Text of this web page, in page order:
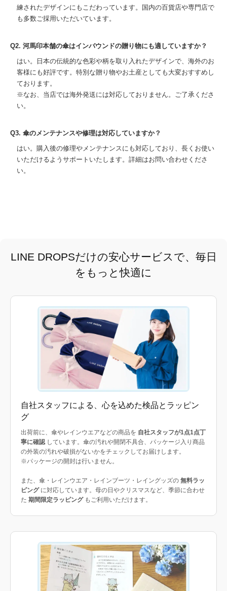
練されたデザインにもこだわっています。国内の百貨店や専門店で
も多数ご採用いただいています。
Q2. 河馬印本舗の傘はインバウンドの贈り物にも適していますか？
はい。日本の伝統的な色彩や柄を取り入れたデザインで、海外のお
客様にも好評です。特別な贈り物やお土産としても大変おすすめし
ております。
※なお、当店では海外発送には対応しておりません。ご了承くださ
い。
Q3. 傘のメンテナンスや修理は対応していますか？
はい。購入後の修理やメンテナンスにも対応しており、長くお使い
いただけるようサポートいたします。詳細はお問い合わせくださ
い。
LINE DROPSだけの安心サービスで、毎日
をもっと快適に
自社スタッフによる、心を込めた検品とラッピン
グ
出荷前に、傘やレインウエアなどの商品を 自社スタッフが1点1点丁
寧に確認しています。傘の汚れや開閉不具合、パッケージ入り商品
の外装の汚れや破損がないかをチェックしてお届けします。
※パッケージの開封は行いません。
また、傘・レインウエア・レインブーツ・レイングッズの 無料ラッ
ピングに対応しています。母の日やクリスマスなど、季節に合わせ
た 期間限定ラッピングもご利用いただけます。